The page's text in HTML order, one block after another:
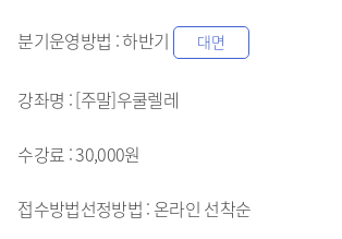
하반기 대면
[주말]우쿨렐레
30,000원
온라인 선착순